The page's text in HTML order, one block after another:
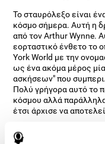
Το σταυρόλεξο είναι
κόσμο σήμερα. Αυτή η
από τον Arthur Wynne.
εορταστικό ένθετο το
York World με την
ως ένα ακόμα μέρος
ασκήσεων" που
Πολύ γρήγορα αυτό το
κόσμου αλλά
έτσι άρχισε να
παιχνιδιού, οι οποίες